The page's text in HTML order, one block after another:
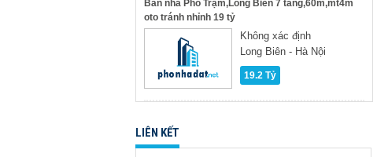
Bán nhà Phố Trạm,Long Biên 7 tầng,60m,mt4m
oto tránh nhỉnh 19 tỷ
Không xác định
Long Biên - Hà Nội
19.2 Tỷ
LIÊN KẾT